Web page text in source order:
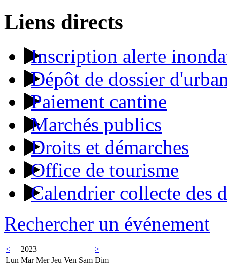
Liens directs
Inscription alerte
Dépôt de dossier
Paiement cantine
Marchés publics
Droits et démarches
Office de tourisme
Calendrier collecte des
Rechercher un événement
< 2023
>
Lun Mar Mer Jeu Ven Sam Dim